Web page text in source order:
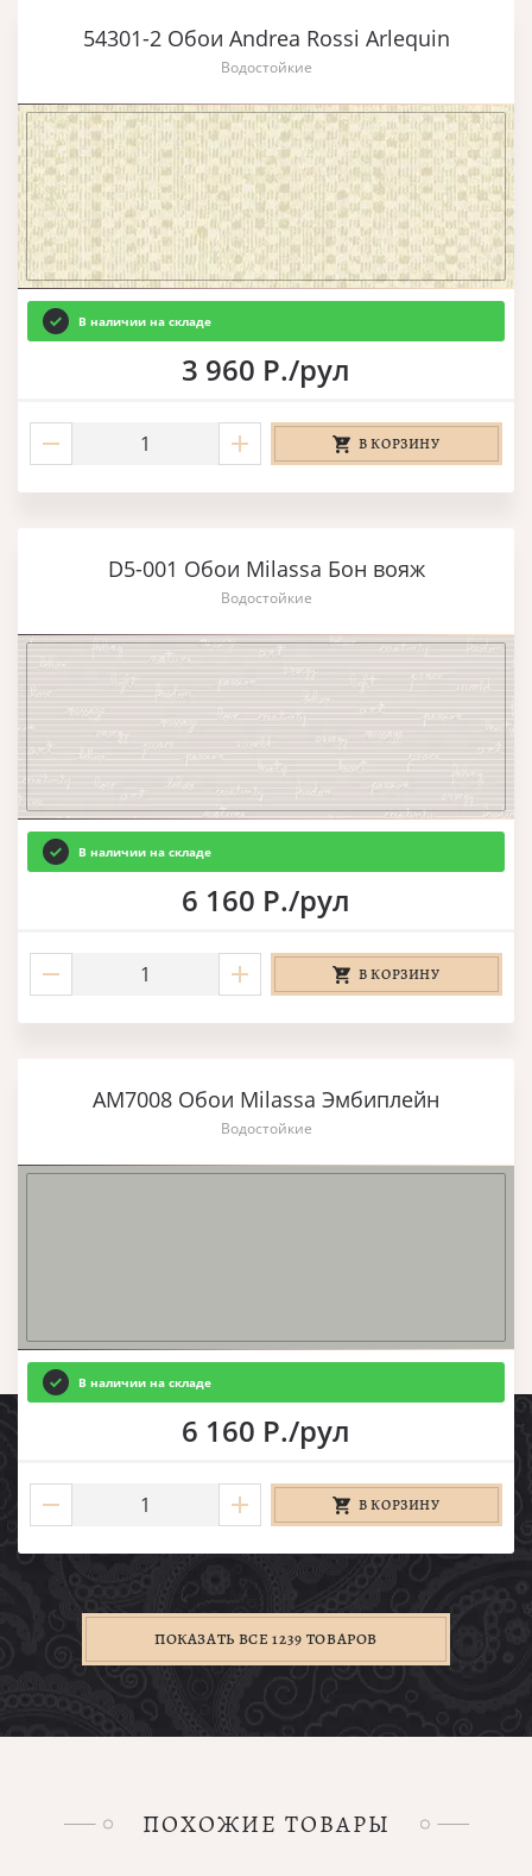
54301-2 Обои Andrea Rossi Arlequin
Водостойкие
В наличии на складе
3 960 Р./рул
В КОРЗИНУ
D5-001 Обои Milassa Бон вояж
Водостойкие
В наличии на складе
6 160 Р./рул
В КОРЗИНУ
AM7008 Обои Milassa Эмбиплейн
Водостойкие
В наличии на складе
6 160 Р./рул
В КОРЗИНУ
ПОКАЗАТЬ ВСЕ 1239 ТОВАРОВ
ПОХОЖИЕ ТОВАРЫ